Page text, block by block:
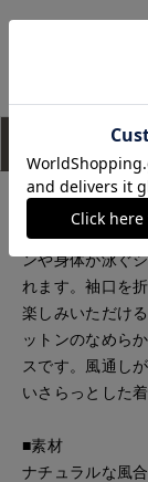
アイテム説明
■デザイン
ニュアンスのあ
ンや身体が泳ぐ
れます。袖口を
楽しみいただけ
ットンのなめら
スです。風通し
いさらっとした
■素材
ナチュラルな風